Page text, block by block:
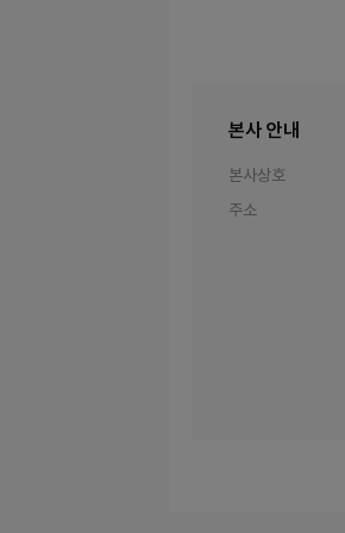
본사 안내
본사상호
주소